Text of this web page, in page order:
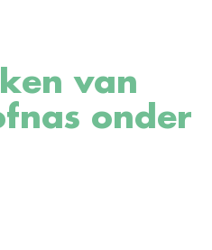
onder